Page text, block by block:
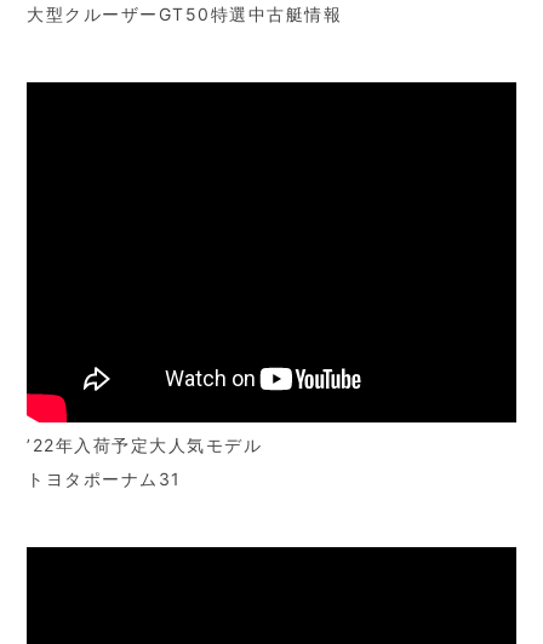
大型クルーザーGT50特選中古艇情報
’22年入荷予定大人気モデル
トヨタポーナム31